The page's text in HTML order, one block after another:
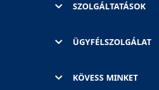
SZOLGÁLTATÁSOK
ÜGYFÉLSZOLGÁLAT
KÖVESS MINKET